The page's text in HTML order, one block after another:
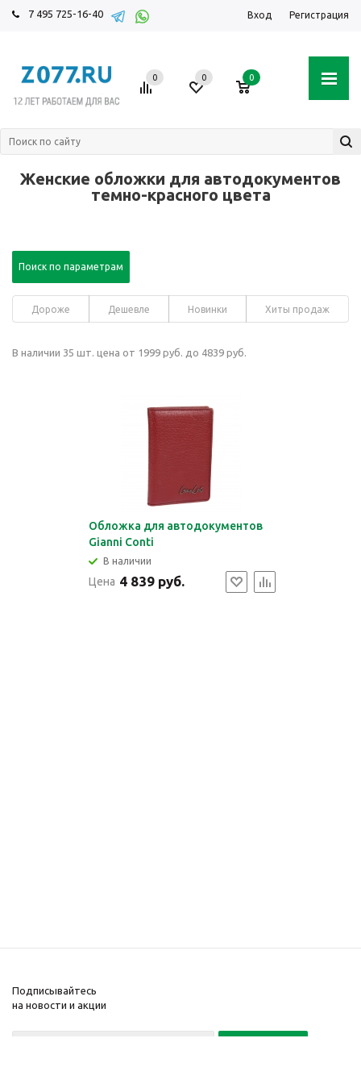
7 495 725-16-40 Вход Регистрация
0 0 0
Женские обложки для автодокументов
темно-красного цвета
Поиск по параметрам
Дороже Дешевле Новинки Хиты продаж
В наличии 35 шт. цена от 1999 руб. до 4839 руб.
Обложка для автодокументов
Gianni Conti
В наличии
Цена 4 839 руб.
Подписывайтесь
на новости и акции